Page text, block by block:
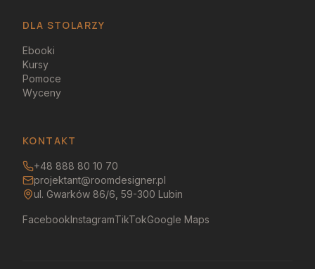
DLA STOLARZY
Ebooki
Kursy
Pomoce
Wyceny
KONTAKT
+48 888 80 10 70
projektant@roomdesigner.pl
ul. Gwarków 86/6, 59-300 Lubin
FacebookInstagramTikTokGoogle Maps